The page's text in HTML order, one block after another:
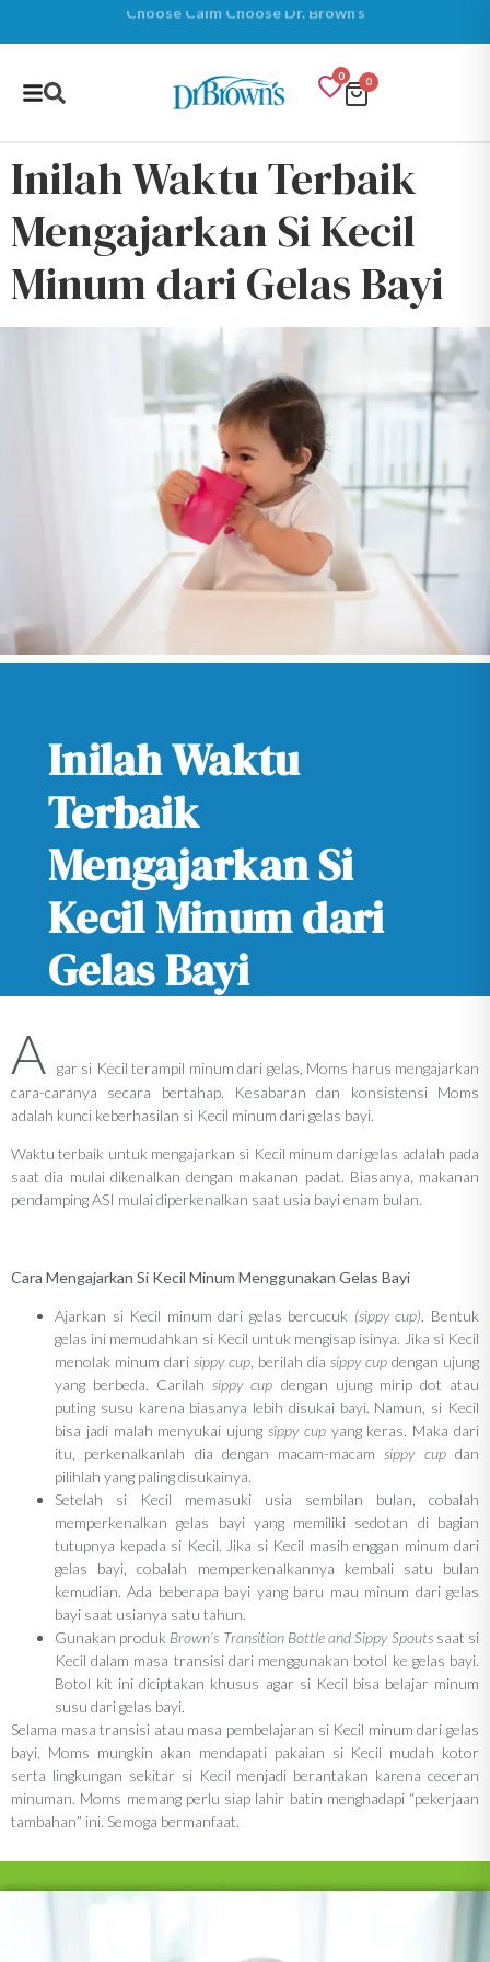
0 0
Inilah Waktu Terbaik
Mengajarkan Si Kecil
Minum dari Gelas Bayi
Inilah Waktu
Terbaik
Mengajarkan Si
Kecil Minum dari
Gelas Bayi
A
gar si Kecil terampil minum dari gelas, Moms harus mengajarkan
cara-caranya secara bertahap. Kesabaran dan konsistensi Moms
adalah kunci keberhasilan si Kecil minum dari gelas bayi.
Waktu terbaik untuk mengajarkan si Kecil minum dari gelas adalah pada
saat dia mulai dikenalkan dengan makanan padat. Biasanya, makanan
pendamping ASI mulai diperkenalkan saat usia bayi enam bulan.
Cara Mengajarkan Si Kecil Minum Menggunakan Gelas Bayi
Ajarkan si Kecil minum dari gelas bercucuk (sippy cup). Bentuk
gelas ini memudahkan si Kecil untuk mengisap isinya. Jika si Kecil
menolak minum dari sippy cup , berilah dia sippy cup dengan ujung
yang berbeda. Carilah sippy cup dengan ujung mirip dot atau
puting susu karena biasanya lebih disukai bayi. Namun, si Kecil
bisa jadi malah menyukai ujung sippy cupyang keras. Maka dari
itu, perkenalkanlah dia dengan macam-macam sippy cupdan
pilihlah yang paling disukainya.
Setelah si Kecil memasuki usia sembilan bulan, cobalah
memperkenalkan gelas bayi yang memiliki sedotan di bagian
tutupnya kepada si Kecil. Jika si Kecil masih enggan minum dari
gelas bayi, cobalah memperkenalkannya kembali satu bulan
kemudian. Ada beberapa bayi yang baru mau minum dari gelas
bayi saat usianya satu tahun.
Gunakan produk Brown’s Transition Bottle and Sippy Spoutssaat si
Kecil dalam masa transisi dari menggunakan botol ke gelas bayi.
Botol kit ini diciptakan khusus agar si Kecil bisa belajar minum
susu dari gelas bayi.
Selama masa transisi atau masa pembelajaran si Kecil minum dari gelas
bayi, Moms mungkin akan mendapati pakaian si Kecil mudah kotor
serta lingkungan sekitar si Kecil menjadi berantakan karena ceceran
minuman. Moms memang perlu siap lahir batin menghadapi “pekerjaan
tambahan” ini. Semoga bermanfaat.